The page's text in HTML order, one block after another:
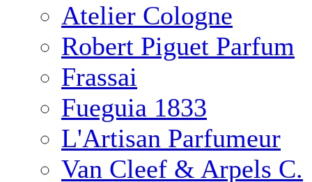
Atelier Cologne
Robert Piguet Parfum
Frassai
Fueguia 1833
L'Artisan Parfumeur
Van Cleef & Arpels C.